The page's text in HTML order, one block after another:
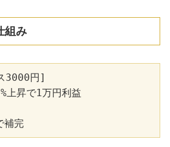
組み
3000円]
昇で1万円利益